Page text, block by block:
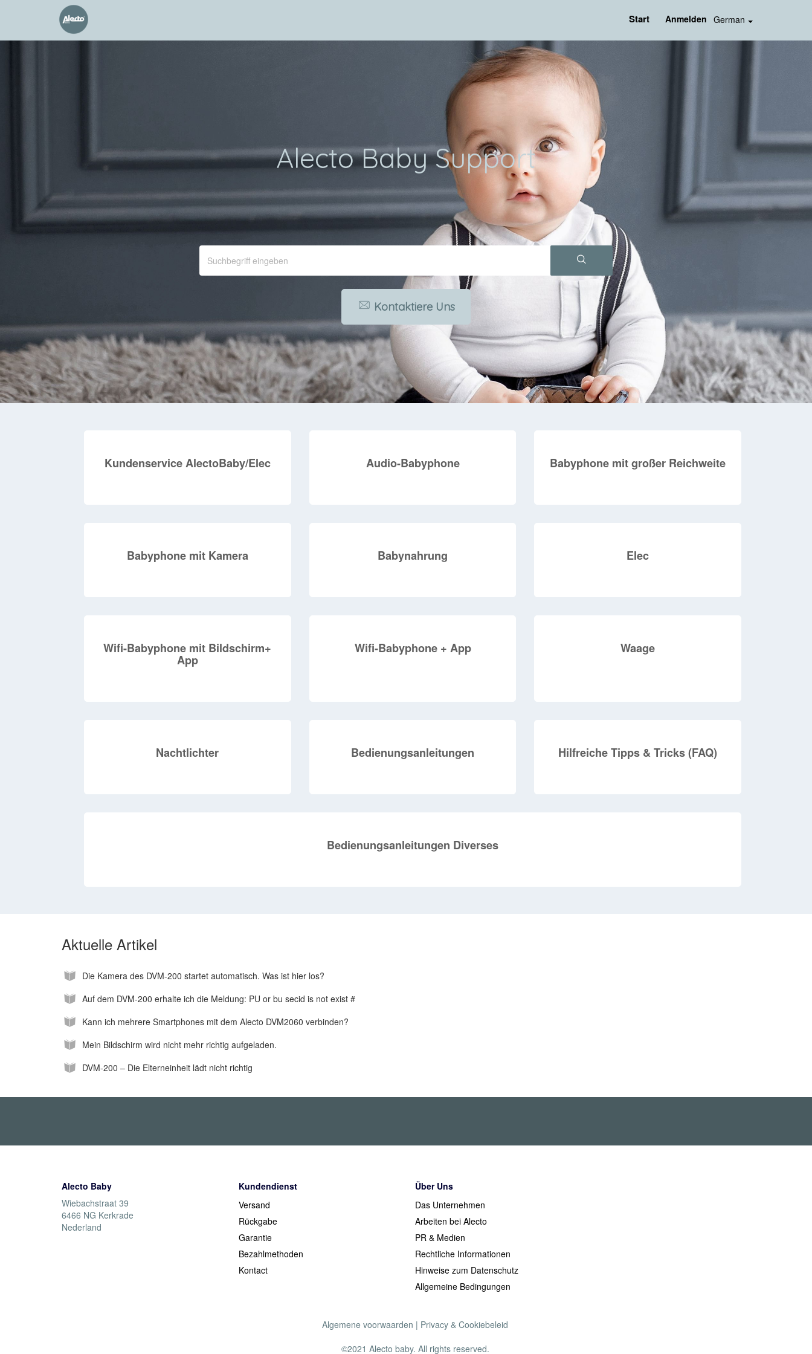
Start German
Anmelden
Alecto Baby Support
Kontaktiere Uns
Kundenservice AlectoBaby/Elec Audio-Babyphone Babyphone mit großer Reichweite
Babyphone mit Kamera Babynahrung Elec
Wifi-Babyphone mit Bildschirm+
App
Wifi-Babyphone + App Waage
Nachtlichter Bedienungsanleitungen Hilfreiche Tipps & Tricks (FAQ)
Bedienungsanleitungen Diverses
Aktuelle Artikel
Die Kamera des DVM-200 startet automatisch. Was ist hier los?
Auf dem DVM-200 erhalte ich die Meldung: PU or bu secid is not exist #
Kann ich mehrere Smartphones mit dem Alecto DVM2060 verbinden?
Mein Bildschirm wird nicht mehr richtig aufgeladen.
DVM-200 – Die Elterneinheit lädt nicht richtig
Alecto Baby
Wiebachstraat 39
6466 NG Kerkrade
Nederland
Kundendienst
Versand
Rückgabe
Garantie
Bezahlmethoden
Kontact
Über Uns
Das Unternehmen
Arbeiten bei Alecto
PR & Medien
Rechtliche Informationen
Hinweise zum Datenschutz
Allgemeine Bedingungen
Algemene voorwaarden | Privacy & Cookiebeleid
©2021 Alecto baby. All rights reserved.